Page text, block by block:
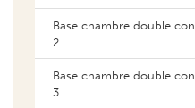
Base chambre double
2
Base chambre double
3